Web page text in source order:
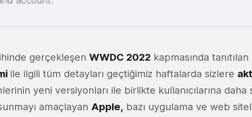
gerçekleşen WWDC 2022 kapmasında tanıtılan
ile ilgili tüm detayları geçtiğimiz haftalarda sizlere
yeni versiyonları ile birlikte kullanıcılarına daha
amaçlayan Apple, bazı uygulama ve web